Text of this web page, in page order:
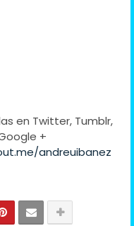
en Twitter, Tumblr,
+
andreuibanez